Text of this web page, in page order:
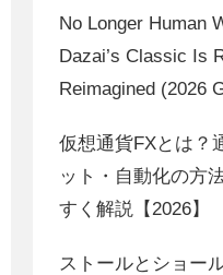
No Longer Human
Dazai’s Classic Is
Reimagined (2026
仮想通貨FXとは？
ット・自動化の方
すく解説【2026】
ストールとショー